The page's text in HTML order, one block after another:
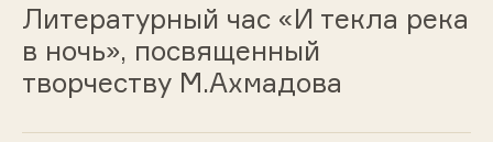
Литературный час «И текла река
в ночь», посвященный
творчеству М.Ахмадова